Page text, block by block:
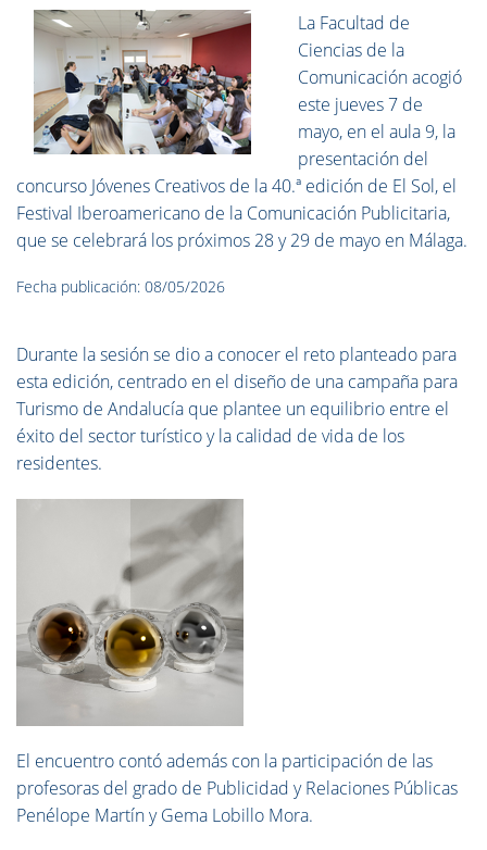
La Facultad de
Ciencias de la
Comunicación acogió
este jueves 7 de
mayo, en el aula 9, la
presentación del
concurso Jóvenes Creativos de la 40.ª edición de El Sol, el
Festival Iberoamericano de la Comunicación Publicitaria,
que se celebrará los próximos 28 y 29 de mayo en Málaga.
Fecha publicación: 08/05/2026
Durante la sesión se dio a conocer el reto planteado para
esta edición, centrado en el diseño de una campaña para
Turismo de Andalucía que plantee un equilibrio entre el
éxito del sector turístico y la calidad de vida de los
residentes.
El encuentro contó además con la participación de las
profesoras del grado de Publicidad y Relaciones Públicas
Penélope Martín y Gema Lobillo Mora.